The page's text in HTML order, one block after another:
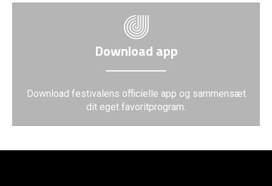
Download app
Download festivalens officielle app og sammensæt
dit eget favoritprogram.